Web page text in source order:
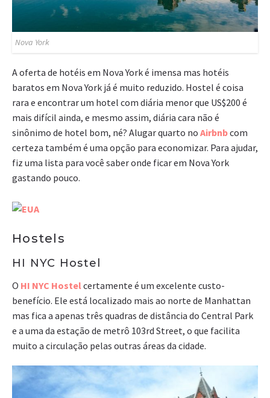
Nova York
A oferta de hotéis em Nova York é imensa mas hotéis
baratos em Nova York já é muito reduzido. Hostel é coisa
rara e encontrar um hotel com diária menor que US$200 é
mais difícil ainda, e mesmo assim, diária cara não é
sinônimo de hotel bom, né? Alugar quarto no Airbnbcom
certeza também é uma opção para economizar. Para ajudar,
fiz uma lista para você saber onde ficar em Nova York
gastando pouco.
Hostels
HI NYC Hostel
O HI NYC Hostel certamente é um excelente custo-
benefício. Ele está localizado mais ao norte de Manhattan
mas fica a apenas três quadras de distância do Central Park
e a uma da estação de metrô 103rd Street, o que facilita
muito a circulação pelas outras áreas da cidade.